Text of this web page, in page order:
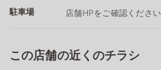
駐車場 店舗HPをご確認ください
この店舗の近くのチラシ